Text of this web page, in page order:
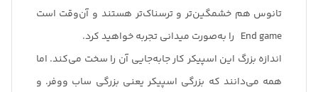
تانوس هم خشمگین‌تر و ترسناک‌تر هستند و آن‌وقت است
End game را به‌صورت میدانی تجربه خواهید کرد.
اندازه بزرگ این اسپیکر کار جابه‌جایی آن را سخت می‌کند. اما
همه می‌دانند که بزرگی اسپیکر یعنی بزرگی ساب ووفر. و